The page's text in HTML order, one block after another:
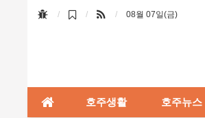
08월 07일(금)
호주생활 호주뉴스